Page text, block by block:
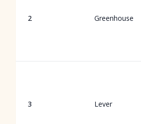
2 Greenhouse
3 Lever